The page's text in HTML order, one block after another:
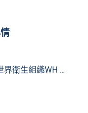
界衛生組織WH …